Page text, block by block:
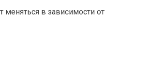
меняться в зависимости от